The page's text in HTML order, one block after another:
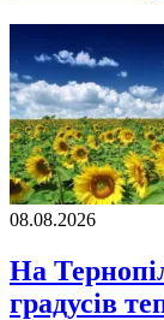
08.08.2026
На
градусів